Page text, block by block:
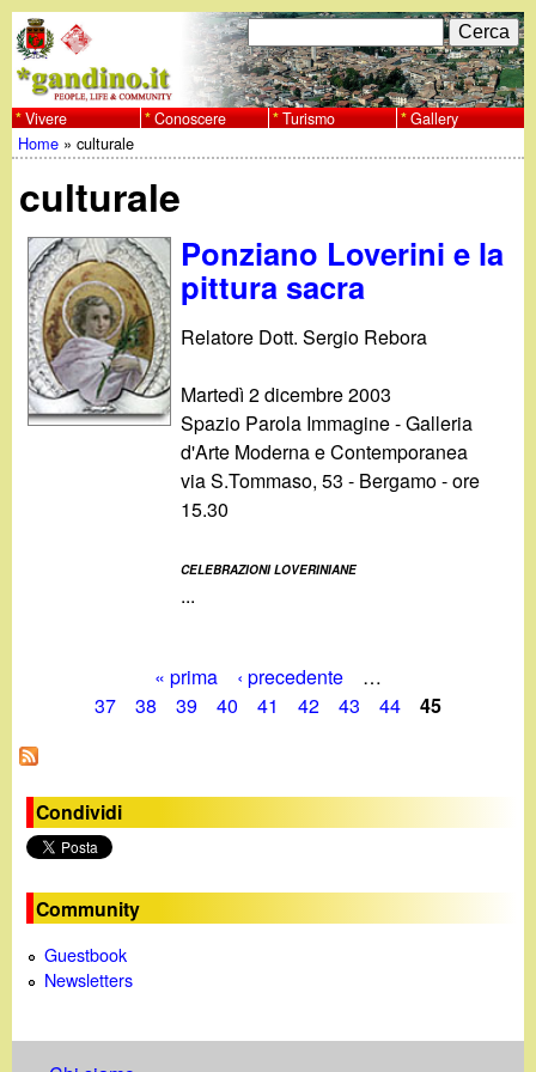
al
contenuto
w
w
w
g
a
.
F
o
r
d
i
r
i
c
e
c
C
e
r
c
Vivere Conoscere Turismo Gallery
sei
qui
Home »culturale
culturale
Ponziano Loverini e la
pittura sacra
Relatore Dott. Sergio Rebora
Martedì 2 dicembre 2003
Spazio Parola Immagine - Galleria
d'Arte Moderna e Contemporanea
via S.Tommaso, 53 - Bergamo - ore
15.30
CELEBRAZIONI LOVERINIANE
...
a
g
i
n
e
« prima ‹ precedente
…
37
38 39 40 41 42 43 44 45
Condividi
Community
Guestbook
Newsletters